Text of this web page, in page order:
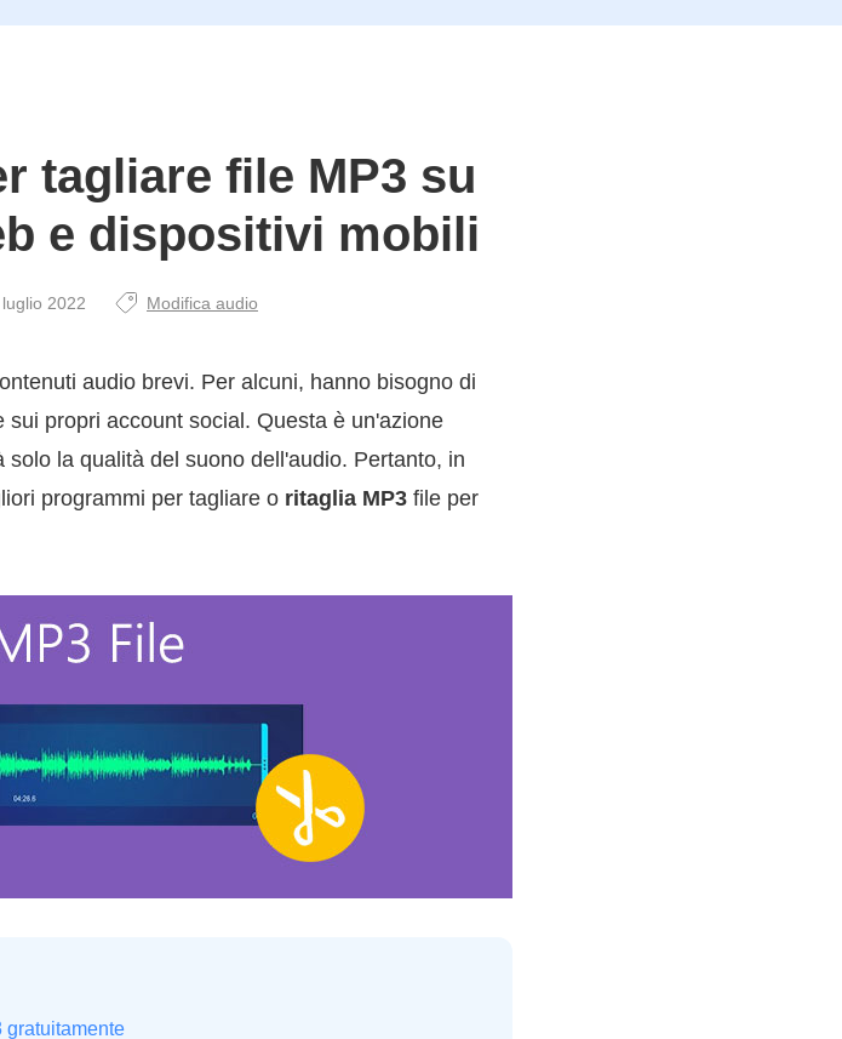
tagliare file MP3 su
e dispositivi mobili
2022 Modifica audio
audio brevi. Per alcuni, hanno bisogno di
propri account social. Questa è un'azione
la qualità del suono dell'audio. Pertanto, in
programmi per tagliare o ritaglia MP3 file per
gratuitamente